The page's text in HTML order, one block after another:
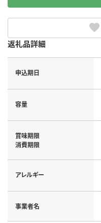
返礼品詳細
申込期日
容量
賞味期限
消費期限
アレルギー
事業者名